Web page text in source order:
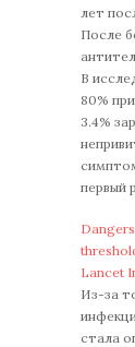
лет
После
В
80%
3.4%
первый
Lancet
Из-за
стала